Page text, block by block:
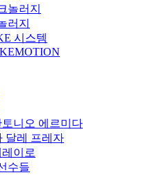
놀러지
러지
시스템
토니오 에르미다
달레 프레자
레이로
수들